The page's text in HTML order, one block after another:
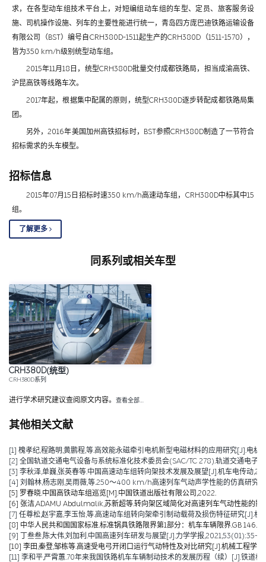
求，在各型动车组技术平台上，对短编组动车组的车型、定员、旅客服务设
施、司机操作设施、列车的主要性能进行统一，青岛四方庞巴迪铁路运输设备
有限公司（BST）编号自CRH380D-1511起生产的CRH380D（1511-1570），
皆为350 km/h级别统型动车组。
2015年11月18日，统型CRH380D批量交付成都铁路局，担当成渝高铁、
沪昆高铁等线路车次。
2017年起，根据集中配属的原则，统型CRH380D逐步转配成都铁路局集
团。
另外，2016年美国加州高铁招标时，BST参照CRH380D制造了一节符合
招标需求的头车模型。
招标信息
2015年07月15日招标时速350 km/h高速动车组，CRH380D中标其中15
组。
了解更多
同系列或相关车型
CRH380D(统型)
CRH380D系列
进行学术研究建议查阅原文内容。 查看全部…
其他相关文献
[1] 槐孝纪,程路明,黄鹏程,等.高效能永磁牵引电机新型电磁材料的应用研究[J].电
[2] 全国轨道交通电气设备与系统标准化技术委员会(SAC/TC 278).轨道交通电
[3] 李秋泽,单巍,张英春等.中国高速动车组转向架技术发展及展望[J].机车电传动
[4] 刘翰林,杨志刚,吴雨薇,等.250～400 km/h高速列车气动声学性能的仿真研究
[5] 罗春晓.中国高铁动车组巡览[M].中国铁道出版社有限公司,2022.
[6] 张洁,ADAMU Abdulmalik,苏新超等.转向架区域简化对高速列车气动性能的
[7] 任尊松,赵宇嘉,李玉怡,等.高速动车组转向架牵引制动载荷及损伤特征研究[J].机
[8] 中华人民共和国国家标准.标准锅具铁路限界第1部分：机车车辆限界.GB
[9] 丁叁叁,陈大伟,刘加利.中国高速列车研发与展望[J].力学学报,2021,53(01):35-
[10] 李田,秦登,邹栋等.高速受电弓开闭口运行气动特性及对比研究[J].机械工程学
[11] 李和平,严霄蕙.70年来我国铁路机车车辆制动技术的发展历程（续）[J].铁道